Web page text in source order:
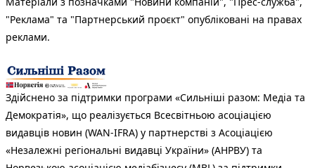
"Реклама" та "Партнерський проєкт" опубліковані на правах
реклами.
Здійснено за підтримки програми «Сильніші разом: Медіа та
Демократія», що реалізується Всесвітньою асоціацією
видавців новин (WAN-IFRA) у партнерстві з Асоціацією
«Незалежні регіональні видавці України» (АНРВУ) та